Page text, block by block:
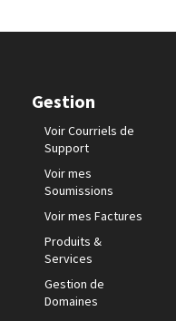
Gestion
Voir Courriels de
Support
Voir mes
Soumissions
Voir mes Factures
Produits &
Services
Gestion de
Domaines